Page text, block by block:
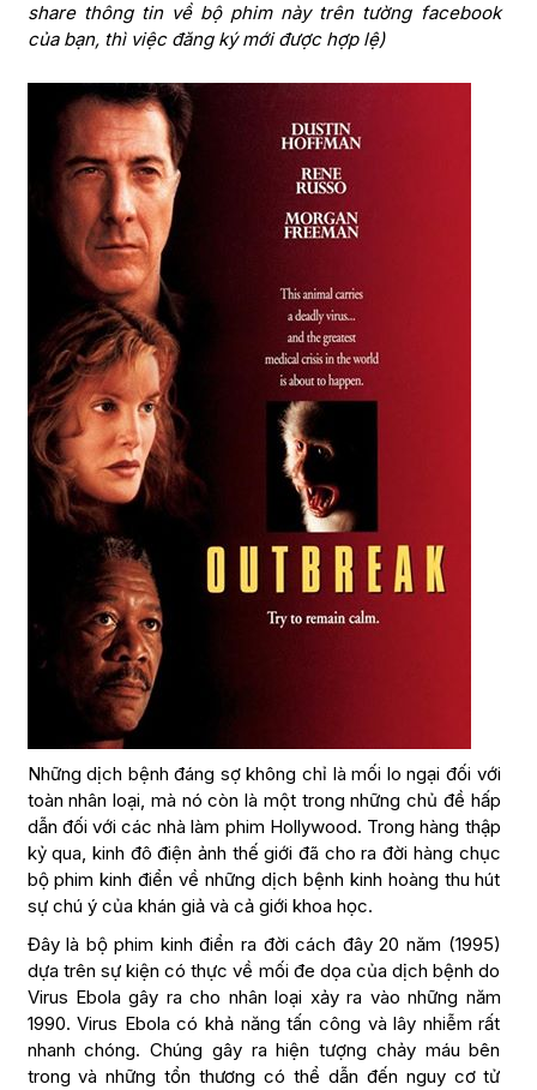
share thông tin về bộ phim này trên tường facebook
của bạn, thì việc đăng ký mới được hợp lệ)
Những dịch bệnh đáng sợ không chỉ là mối lo ngại đối với
toàn nhân loại, mà nó còn là một trong những chủ đề hấp
dẫn đối với các nhà làm phim Hollywood. Trong hàng thập
kỷ qua, kinh đô điện ảnh thế giới đã cho ra đời hàng chục
bộ phim kinh điển về những dịch bệnh kinh hoàng thu hút
sự chú ý của khán giả và cả giới khoa học.
Đây là bộ phim kinh điển ra đời cách đây 20 năm (1995)
dựa trên sự kiện có thực về mối đe dọa của dịch bệnh do
Virus Ebola gây ra cho nhân loại xảy ra vào những năm
1990. Virus Ebola có khả năng tấn công và lây nhiễm rất
nhanh chóng. Chúng gây ra hiện tượng chảy máu bên
trong và những tổn thương có thể dẫn đến nguy cơ tử